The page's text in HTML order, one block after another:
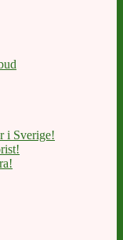
i Sverige!